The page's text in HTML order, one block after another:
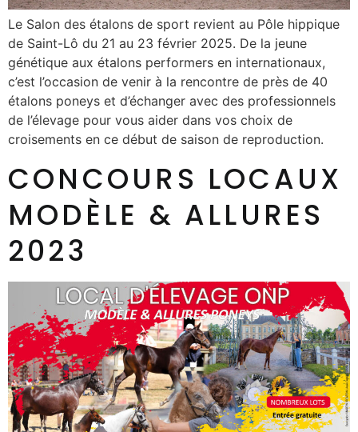
Le Salon des étalons de sport revient au Pôle hippique
de Saint-Lô du 21 au 23 février 2025. De la jeune
génétique aux étalons performers en internationaux,
c’est l’occasion de venir à la rencontre de près de 40
étalons poneys et d’échanger avec des professionnels
de l’élevage pour vous aider dans vos choix de
croisements en ce début de saison de reproduction.
CONCOURS LOCAUX
MODÈLE & ALLURES
2023